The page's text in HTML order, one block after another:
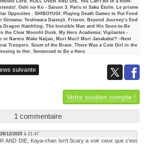
Oshi no Ko - Saison 3 Paris ni Saku Étoile
Le prisme
Opposites
SHIBOYUGI: Playing Death Games to Put Food
Gintama: Yoshiwara Daienjō
Frieren: Beyond Journey’s End
Dragon Hatchling
The Invisible Man and His Soon-to-Be
In the Clear Moonlit Dusk
My Hero Academia: Vigilantes -
ni Nareru Wake Naijan, Muri Muri! Muri Janakatta!? ~Next
Troopers Scum of the Brave There Was a Cute Girl in the
to Her Sentenced to Be a Hero
suivante
Votre soutien compte !
1 commentaire
28/12/2025 à 21:47
AND DIE, Kaya-chan Isn't Scary a voir ceux que c'est